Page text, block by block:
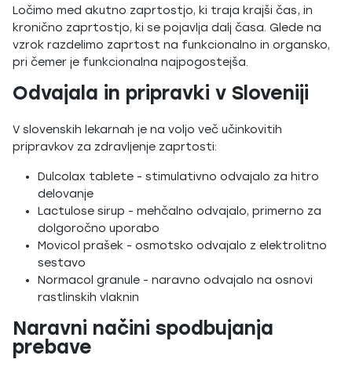
Ločimo med akutno zaprtostjo, ki traja krajši čas, in
kronično zaprtostjo, ki se pojavlja dalj časa. Glede na
vzrok razdelimo zaprtost na funkcionalno in organsko,
pri čemer je funkcionalna najpogostejša.
Odvajala in pripravki v Sloveniji
V slovenskih lekarnah je na voljo več učinkovitih
pripravkov za zdravljenje zaprtosti:
Dulcolax tablete - stimulativno odvajalo za hitro
delovanje
Lactulose sirup - mehčalno odvajalo, primerno za
dolgoročno uporabo
Movicol prašek - osmotsko odvajalo z elektrolitno
sestavo
Normacol granule - naravno odvajalo na osnovi
rastlinskih vlaknin
Naravni načini spodbujanja
prebave